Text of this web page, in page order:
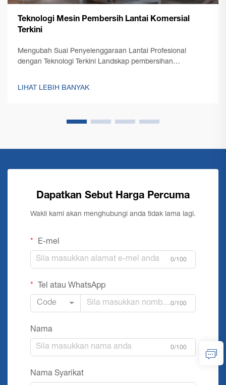
Teknologi Mesin Pembersih Lantai Komersial
Terkini
Mengubah Suai Penyelenggaraan Lantai Profesional
dengan Teknologi Terkini Landskap pembersihan
dengan kemunculan teknologi mesin pembersih lantai
LIHAT LEBIH BANYAK
Dapatkan Sebut Harga Percuma
Wakil kami akan menghubungi anda tidak lama lagi.
E-mel
0/100
Tel atau WhatsApp
Code 0/100
Nama
0/100
Nama Syarikat